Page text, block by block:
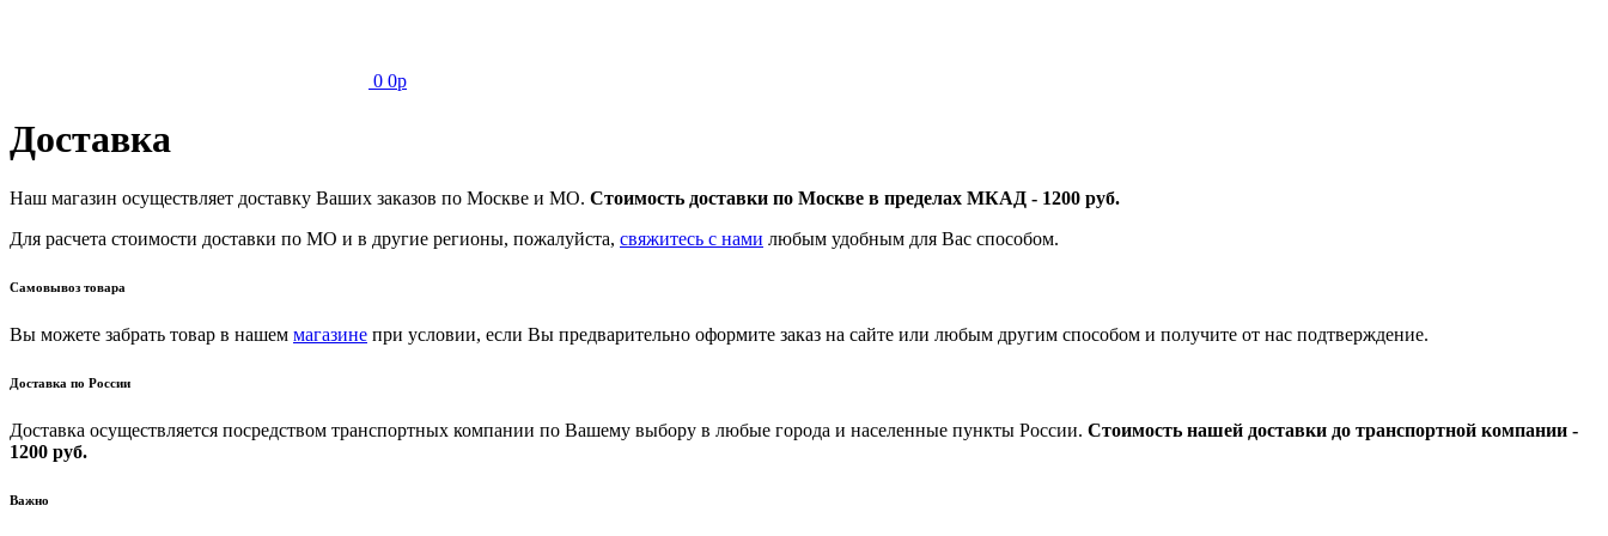
0 0p
Доставка
Наш магазин осуществляет доставку Ваших заказов по Москве и МО. Стоимость доставки по Москве в пределах МКАД - 1200 руб.
Для расчета стоимости доставки по МО и в другие регионы, пожалуйста, свяжитесь с нами любым удобным для Вас способом.
Самовывоз товара
Вы можете забрать товар в нашем магазине при условии, если Вы предварительно оформите заказ на сайте или любым другим способом и получите от нас подтверждение.
Доставка по России
Доставка осуществляется посредством транспортных компании по Вашему выбору в любые города и населенные пункты России. Стоимость нашей доставки до транспортной компании -
1200 руб.
Важно